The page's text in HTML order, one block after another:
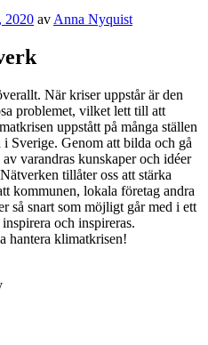
2020 av Anna Nyquist
När kriser uppstår är den
problemet, vilket lett till att
uppstått på många ställen
Sverige. Genom att bilda och gå
varandras kunskaper och idéer
tillåter oss att stärka
kommunen, lokala företag andra
så snart som möjligt går med i ett
och inspireras.
hantera klimatkrisen!